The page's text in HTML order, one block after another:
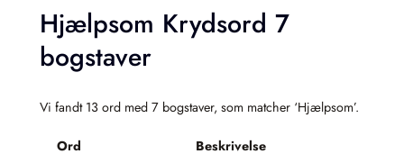
Hjælpsom Krydsord 7
bogstaver
Vi fandt 13 ord med 7 bogstaver, som matcher ‘Hjælpsom’.
Ord Beskrivelse